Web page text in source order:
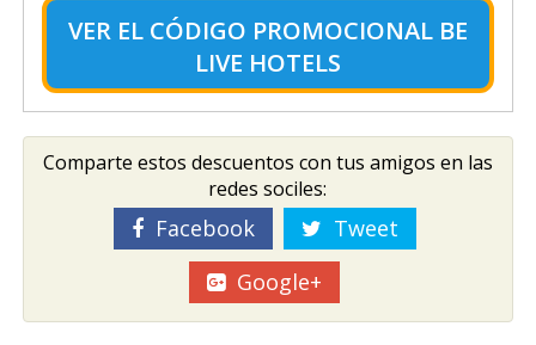
VER EL CÓDIGO PROMOCIONAL BE
LIVE HOTELS
Comparte estos descuentos con tus amigos en las
redes sociles:
Facebook
Tweet
Google+